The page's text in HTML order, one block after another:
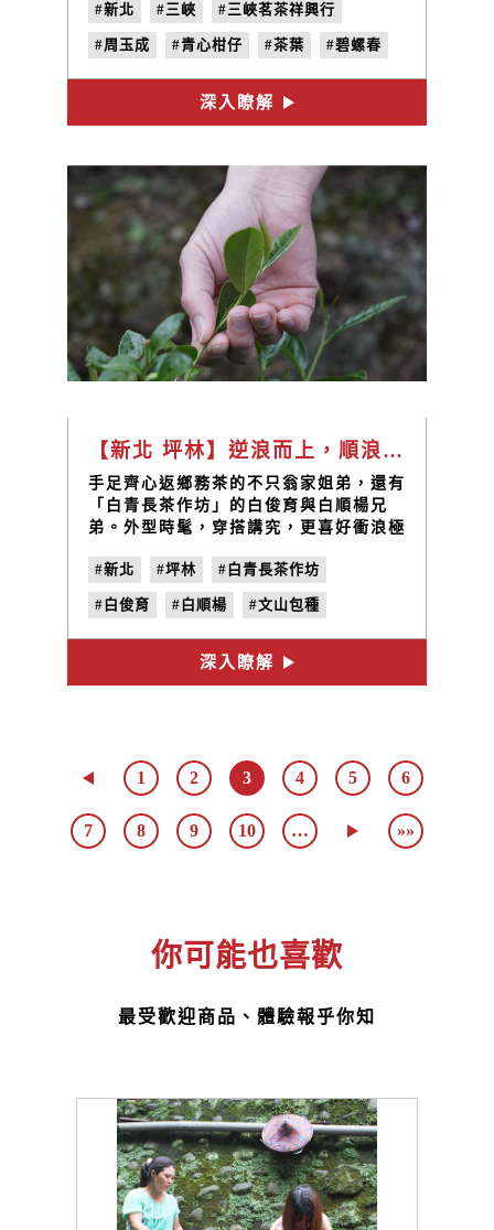
式，每隔七天可採摘一次，全年連續摘
採，故三峽地區的種茶、採茶與製茶產
業，分工明確；摘採下來的「茶菁」需馬
上處理，不固定的工期加上製茶專業技術
門檻高，招募人手不易，三峽製茶的家庭
便需要全員出動；亦不同於中南部的量產
身兼銷售端的體系，為了在市場上做出區
別與辨識度，各家茶行採取不同的行銷策
略來推銷自家的茶葉。
#新北 #三峽 #三峽茗茶祥興行
#周玉成 #青心柑仔 #茶葉 #碧螺春
深入瞭解
【新北 坪林】逆浪而上，順浪而行，但終究它會帶你回到岸上。 衝浪，跟人生很像，與返鄉的心路歷程也有幾分相似。 / 白青長茶作坊 白俊育、白順楊
手足齊心返鄉務茶的不只翁家姐弟，還有
「白青長茶作坊」的白俊育與白順楊兄
弟。外型時髦，穿搭講究，更喜好衝浪極
的時下青年男子，迴游青農的路途上又是
什麼風景。
#新北 #坪林 #白青長茶作坊
#白俊育 #白順楊 #文山包種
深入瞭解
1 2 3 4 5 6
7 8 9 10 … »»
你可能也喜歡
最受歡迎商品、體驗報乎你知